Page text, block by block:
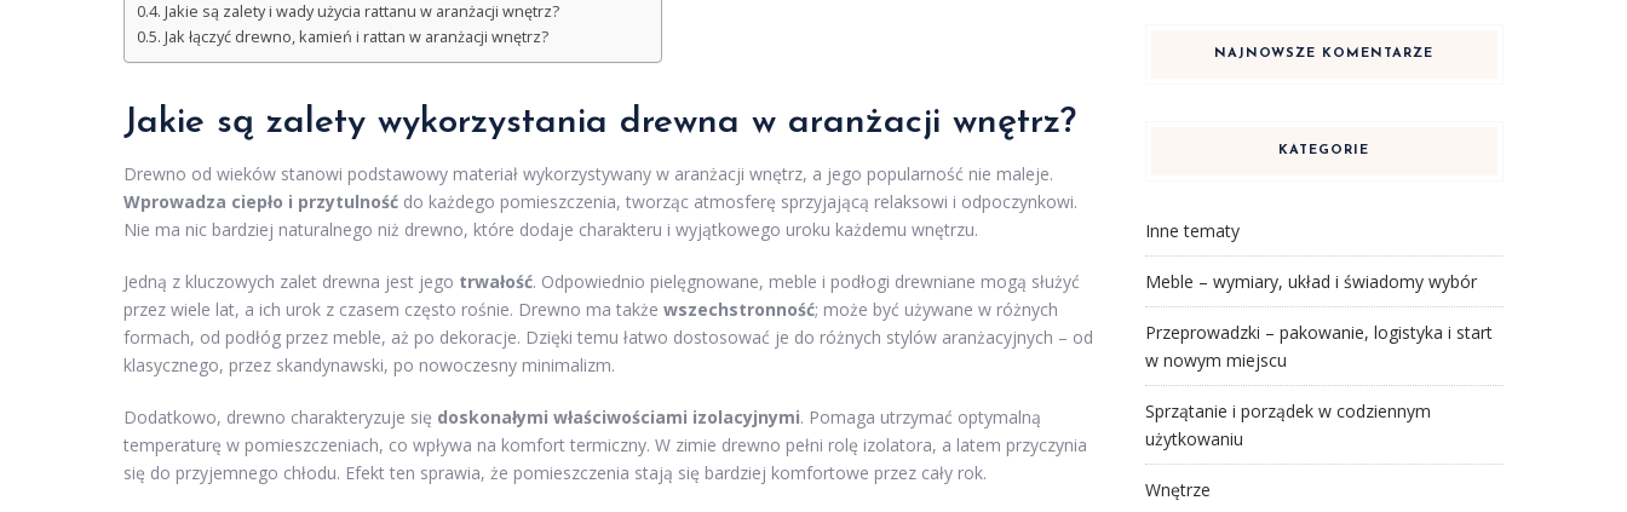
Jakie są zalety i wady użycia rattanu w aranżacji wnętrz?
Jak łączyć drewno, kamień i rattan w aranżacji wnętrz?
Jakie są zalety wykorzystania drewna w aranżacji wnętrz?
Drewno od wieków stanowi podstawowy materiał wykorzystywany w aranżacji wnętrz, a jego popularność nie maleje.
Wprowadza ciepło i przytulność do każdego pomieszczenia, tworząc atmosferę sprzyjającą relaksowi i odpoczynkowi.
Nie ma nic bardziej naturalnego niż drewno, które dodaje charakteru i wyjątkowego uroku każdemu wnętrzu.
Jedną z kluczowych zalet drewna jest jego trwałość. Odpowiednio pielęgnowane, meble i podłogi drewniane mogą służyć
przez wiele lat, a ich urok z czasem często rośnie. Drewno ma także wszechstronność; może być używane w różnych
formach, od podłóg przez meble, aż po dekoracje. Dzięki temu łatwo dostosować je do różnych stylów aranżacyjnych – od
klasycznego, przez skandynawski, po nowoczesny minimalizm.
Dodatkowo, drewno charakteryzuje się doskonałymi właściwościami izolacyjnymi. Pomaga utrzymać optymalną
temperaturę w pomieszczeniach, co wpływa na komfort termiczny. W zimie drewno pełni rolę izolatora, a latem przyczynia
się do przyjemnego chłodu. Efekt ten sprawia, że pomieszczenia stają się bardziej komfortowe przez cały rok.
NAJNOWSZE KOMENTARZE
KATEGORIE
Inne tematy
Meble – wymiary, układ i świadomy wybór
Przeprowadzki – pakowanie, logistyka i start
w nowym miejscu
Sprzątanie i porządek w codziennym
użytkowaniu
Wnętrze